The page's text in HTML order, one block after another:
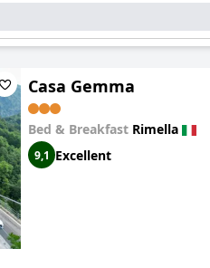
Casa Gemma
Bed & Breakfast Rimella
9,1 Excellent